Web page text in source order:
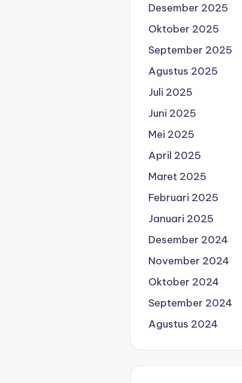
Desember 2025
Oktober 2025
September 2025
Agustus 2025
Juli 2025
Juni 2025
Mei 2025
April 2025
Maret 2025
Februari 2025
Januari 2025
Desember 2024
November 2024
Oktober 2024
September 2024
Agustus 2024